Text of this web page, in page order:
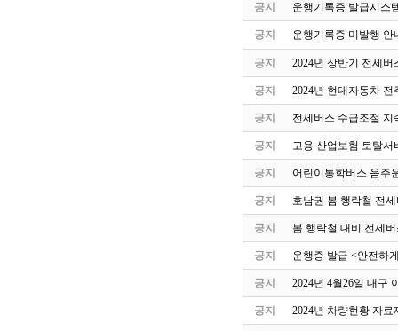
공지 운행기록증 발급시스
공지 운행기록증 미발행 안
공지 2024년 상반기 전세
공지 2024년 현대자동차
공지 전세버스 수급조절 지
공지 고용 산업보험 토탈서
공지 어린이통학버스 음주
공지 호남권 봄 행락철 전
공지 봄 행락철 대비 전세
공지 운행증 발급 <안전하
공지 2024년 4월26일 대구
공지 2024년 차량현황 자료